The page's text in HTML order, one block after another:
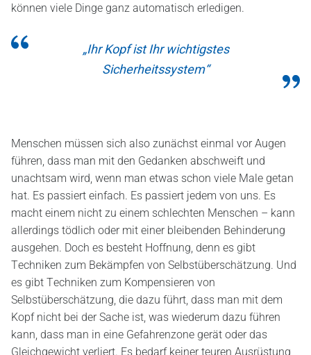
können viele Dinge ganz automatisch erledigen.
„Ihr Kopf ist Ihr wichtigstes
Sicherheitssystem“
Menschen müssen sich also zunächst einmal vor Augen
führen, dass man mit den Gedanken abschweift und
unachtsam wird, wenn man etwas schon viele Male getan
hat. Es passiert einfach. Es passiert jedem von uns. Es
macht einem nicht zu einem schlechten Menschen – kann
allerdings tödlich oder mit einer bleibenden Behinderung
ausgehen. Doch es besteht Hoffnung, denn es gibt
Techniken zum Bekämpfen von Selbstüberschätzung. Und
es gibt Techniken zum Kompensieren von
Selbstüberschätzung, die dazu führt, dass man mit dem
Kopf nicht bei der Sache ist, was wiederum dazu führen
kann, dass man in eine Gefahrenzone gerät oder das
Gleichgewicht verliert. Es bedarf keiner teuren Ausrüstung